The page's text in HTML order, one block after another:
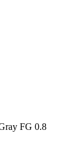
FG 0.8